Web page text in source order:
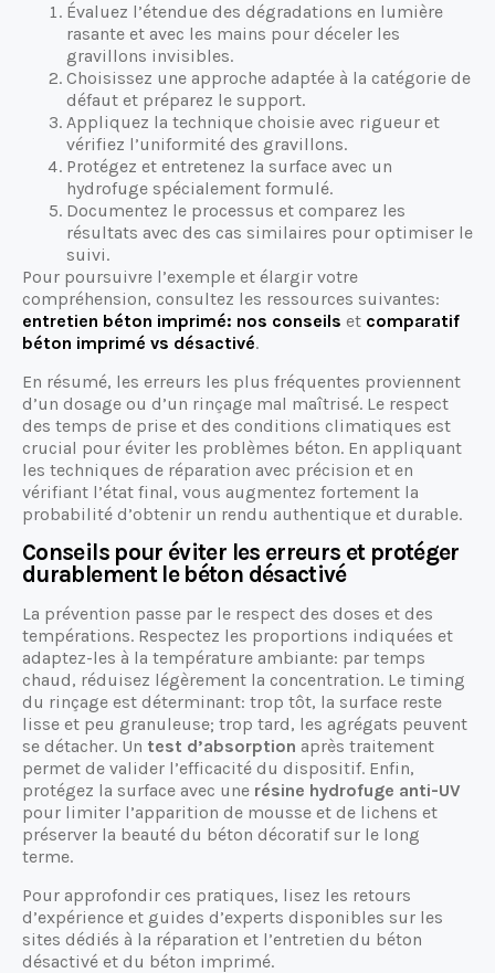
Évaluez l’étendue des dégradations en lumière
rasante et avec les mains pour déceler les
gravillons invisibles.
Choisissez une approche adaptée à la catégorie de
défaut et préparez le support.
Appliquez la technique choisie avec rigueur et
vérifiez l’uniformité des gravillons.
Protégez et entretenez la surface avec un
hydrofuge spécialement formulé.
Documentez le processus et comparez les
résultats avec des cas similaires pour optimiser le
suivi.
Pour poursuivre l’exemple et élargir votre
compréhension, consultez les ressources suivantes:
entretien béton imprimé: nos conseils et comparatif
béton imprimé vs désactivé.
En résumé, les erreurs les plus fréquentes proviennent
d’un dosage ou d’un rinçage mal maîtrisé. Le respect
des temps de prise et des conditions climatiques est
crucial pour éviter les problèmes béton. En appliquant
les techniques de réparation avec précision et en
vérifiant l’état final, vous augmentez fortement la
probabilité d’obtenir un rendu authentique et durable.
Conseils pour éviter les erreurs et protéger
durablement le béton désactivé
La prévention passe par le respect des doses et des
températions. Respectez les proportions indiquées et
adaptez-les à la température ambiante: par temps
chaud, réduisez légèrement la concentration. Le timing
du rinçage est déterminant: trop tôt, la surface reste
lisse et peu granuleuse; trop tard, les agrégats peuvent
se détacher. Un test d’absorption après traitement
permet de valider l’efficacité du dispositif. Enfin,
protégez la surface avec une résine hydrofuge anti-UV
pour limiter l’apparition de mousse et de lichens et
préserver la beauté du béton décoratif sur le long
terme.
Pour approfondir ces pratiques, lisez les retours
d’expérience et guides d’experts disponibles sur les
sites dédiés à la réparation et l’entretien du béton
désactivé et du béton imprimé.